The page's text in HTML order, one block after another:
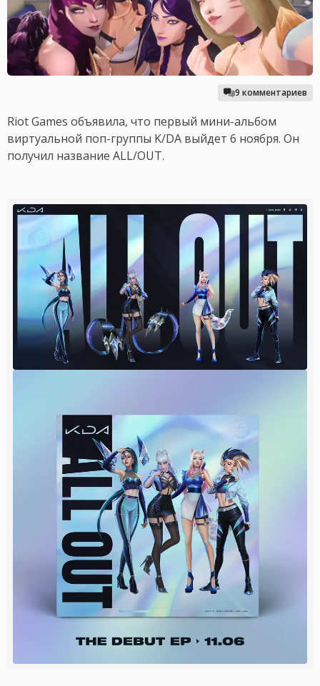
9 комментариев
Riot Games объявила, что первый мини-альбом
виртуальной поп-группы K/DA выйдет 6 ноября. Он
получил название ALL/OUT.